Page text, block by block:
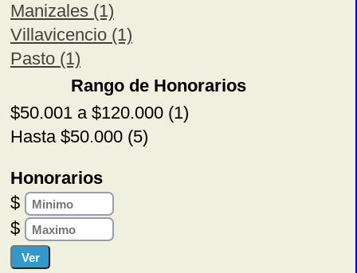
Manizales (1)
Villavicencio (1)
Pasto (1)
Rango de Honorarios
$50.001 a $120.000 (1)
Hasta $50.000 (5)
Honorarios
$
$